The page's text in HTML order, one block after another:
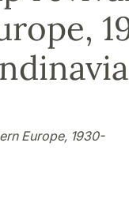
Europe, 1930-